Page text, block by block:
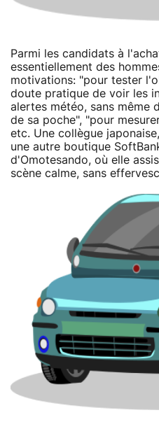
Parmi les candidats à
essentiellement des
motivations: "pour tester
doute pratique de voir les
alertes météo, sans même
de sa poche", "pour
etc. Une collègue
une autre boutique
d'Omotesando, où elle
scène calme, sans